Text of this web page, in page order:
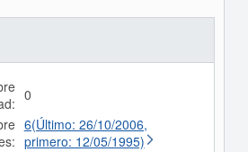
0
6(Último: 26/10/2006,
primero: 12/05/1995)